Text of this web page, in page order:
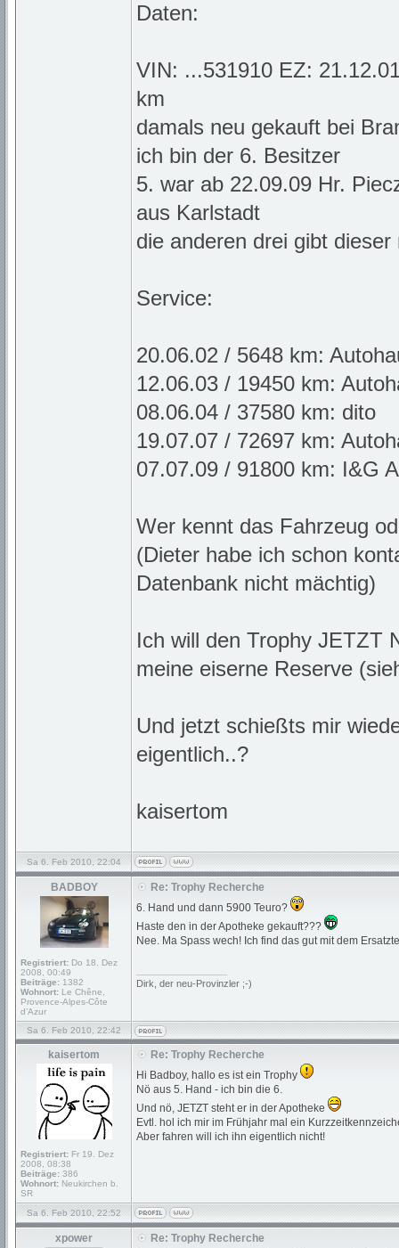
Daten:
VIN: ...531910 EZ:
km
damals neu gekauft bei
ich bin der 6. Besitzer
5. war ab 22.09.09 Hr.
aus Karlstadt
die anderen drei gibt
Service:
20.06.02 / 5648 km:
12.06.03 / 19450 km:
08.06.04 / 37580 km: dito
19.07.07 / 72697 km:
07.07.09 / 91800 km: I&G
Wer kennt das Fahrzeug
(Dieter habe ich schon
Datenbank nicht mächtig)
Ich will den Trophy JETZT
meine eiserne Reserve
Und jetzt schießts mir
eigentlich..?
kaisertom
Sa 6. Feb 2010, 22:04
BADBOY
Registriert: Do 18. Dez
2008, 00:49
Beiträge: 1382
Wohnort: Le Chêne,
Provence-Alpes-Côte
d’Azur
Re: Trophy Recherche
6. Hand und dann 5900 Teuro?
Haste den in der Apotheke gekauft???
Nee. Ma Spass wech! Ich find das gut mit dem
Dirk, der neu-Provinzler ;-)
Sa 6. Feb 2010, 22:42
kaisertom
Registriert: Fr 19. Dez
2008, 08:38
Beiträge: 386
Wohnort: Neukirchen b.
SR
Re: Trophy Recherche
Hi Badboy, hallo es ist ein Trophy
Nö aus 5. Hand - ich bin die 6.
Und nö, JETZT steht er in der Apotheke
Evtl. hol ich mir im Frühjahr mal ein
Aber fahren will ich ihn eigentlich nicht!
Sa 6. Feb 2010, 22:52
xpower Re: Trophy Recherche